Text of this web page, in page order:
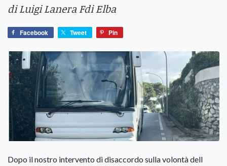
di Luigi Lanera Fdi Elba
Facebook Tweet Pin
Dopo il nostro intervento di disaccordo sulla volontà dell